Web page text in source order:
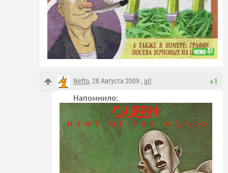
+1
Netto, 28 Августа 2009 , url
Напомнило: